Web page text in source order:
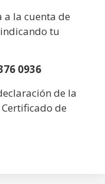
a la cuenta de
tu
0936
de la
de